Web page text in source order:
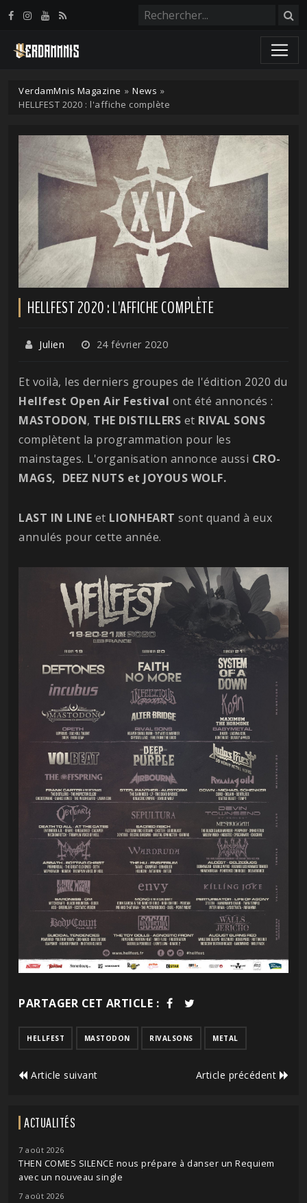
VerdamMnis Magazine » News »
HELLFEST 2020 : l'affiche complète
HELLFEST 2020 : L'AFFICHE COMPLÈTE
Julien 24 février 2020
Et voilà, les derniers groupes de l'édition 2020 du
Hellfest Open Air Festival ont été annoncés :
MASTODON, THE DISTILLERS et RIVAL SONS
complètent la programmation pour les
mainstages. L'organisation annonce aussi CRO-
MAGS, DEEZ NUTS et JOYOUS WOLF.
LAST IN LINE et LIONHEART sont quand à eux
annulés pour cette année.
PARTAGER CET ARTICLE :
HELLFEST MASTODON RIVALSONS METAL
Article suivant Article précédent
ACTUALITÉS
7 août 2026
THEN COMES SILENCE nous prépare à danser un Requiem
avec un nouveau single
7 août 2026
Panneau de gestion des cookies